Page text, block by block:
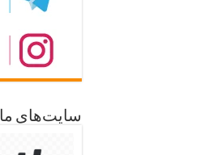
سایت‌های ما